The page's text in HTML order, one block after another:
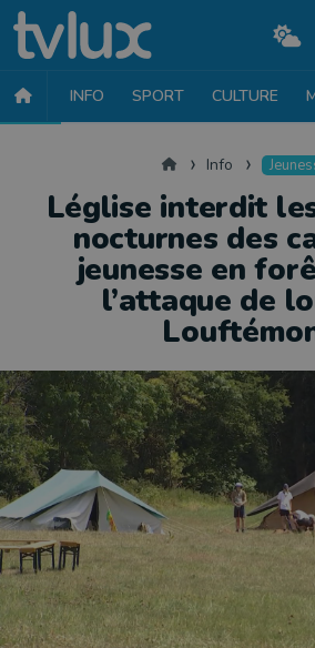
INFO SPORT CULTURE
AccueilInfo
Léglise interdit
nocturnes des
jeunesse en
l’attaque de